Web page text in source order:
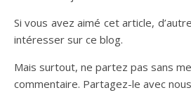
Si vous avez aimé cet article,
intéresser sur ce blog.
Mais surtout, ne partez pas sans
commentaire. Partagez-le avec